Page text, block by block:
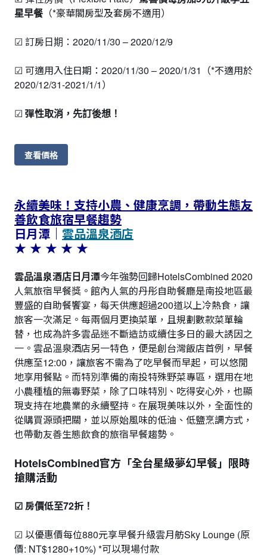
星早餐（*豪華閣房型及套房不適用）
☑ 訂房日期：2020/11/30 – 2020/12/9
☑ 可適用入住日期：2020/11/30 – 2020/1/31（*不適用於
2020/12/31-2021/1/1）
☑ 彈性取消，先訂後想！
查看價格
永續美味！支持小農、健康烹調，帶動生態友
善飲食旅宿早餐趨勢
日月潭｜ 雲品溫泉酒店
★ ★ ★ ★ ★
雲品溫泉酒店日月潭今年強勢回歸HotelsCombined 2020
人氣旅宿早餐獎。館內人氣的丹彤自助餐廳是南投地區最
豐盛的自助餐饗宴，每天供應超過200道以上冷熱食，讓
旅客一次滿足。每兩個月更換菜單，且規劃數款菜單輪
替，也成為許多雲品迷不斷造訪或續住多日的最大誘因之
一。雲品溫泉酒店另一特色，便是創台灣飯店首例，早餐
供應至12:00，讓旅客不需為了吃早餐而早起，可以悠閒
地享用餐點。而特別準備的南投特殊野菜專區，選用在地
小農種植的無毒野菜，除了口味特別、吃得安心外，也顯
現支持在地農業的永續堅持。在展現美味以外，全面性的
從購買源頭把關，並以原始風味的低油、低鹽烹調方式，
也帶動友善生態飲食的旅宿早餐趨勢。
HotelsCombined官方「全台星級夢幻早餐」限時
搶購活動
☑ 房價低至72折！
☑ 以優惠價每位880元享早餐升級雲月舫Sky Lounge (原
價: NT$1280+10%) *可以現場付款